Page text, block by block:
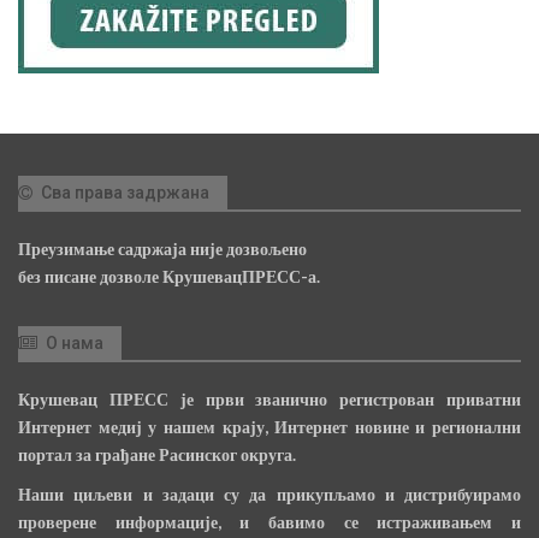
Сва права задржана
Преузимање садржаја није дозвољено
без писане дозволе КрушевацПРЕСС-а.
О нама
Крушевац ПРЕСС је први званично регистрован приватни
Интернет медиј у нашем крају, Интернет новине и регионални
портал за грађане Расинског округа.
Наши циљеви и задаци су да прикупљамо и дистрибуирамо
проверене информације, и бавимо се истраживањем и